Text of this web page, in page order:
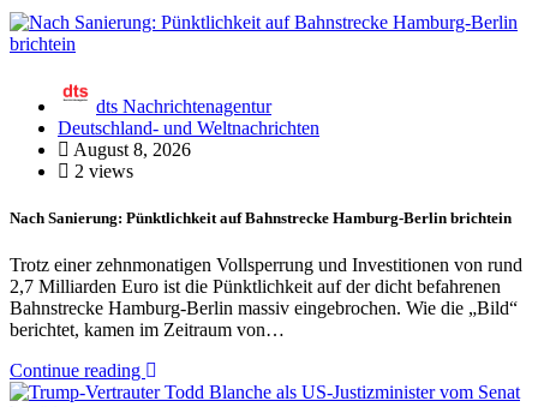
dts Nachrichtenagentur
Deutschland- und Weltnachrichten
August 8, 2026
2 views
Nach Sanierung: Pünktlichkeit auf Bahnstrecke Hamburg-Berlin brichtein
Trotz einer zehnmonatigen Vollsperrung und Investitionen von rund
2,7 Milliarden Euro ist die Pünktlichkeit auf der dicht befahrenen
Bahnstrecke Hamburg-Berlin massiv eingebrochen. Wie die „Bild“
berichtet, kamen im Zeitraum von…
Continue reading